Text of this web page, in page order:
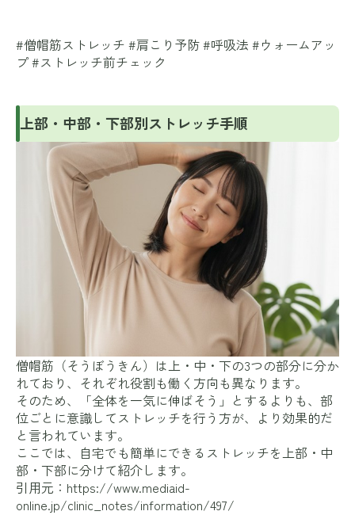
#僧帽筋ストレッチ #肩こり予防 #呼吸法 #ウォームアッ
プ #ストレッチ前チェック
上部・中部・下部別ストレッチ手順
僧帽筋（そうぼうきん）は上・中・下の3つの部分に分か
れており、それぞれ役割も働く方向も異なります。
そのため、「全体を一気に伸ばそう」とするよりも、部
位ごとに意識してストレッチを行う方が、より効果的だ
と言われています。
ここでは、自宅でも簡単にできるストレッチを上部・中
部・下部に分けて紹介します。
引用元： https://www.mediaid-
online.jp/clinic_notes/information/497/